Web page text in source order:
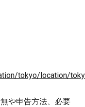
tokyo/location/
や申告方法、必要